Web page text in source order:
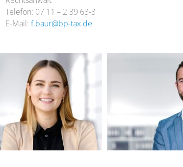
Telefon: 07 11 – 2 39 63-3
E-Mail:f.baur@bp-tax.de